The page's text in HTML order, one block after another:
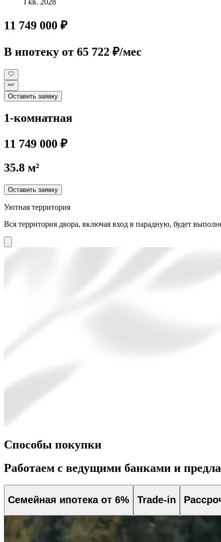
I кв. 2028
11 749 000 ₽
В ипотеку от 65 722 ₽/мес
Оставить заявку
1-комнатная
11 749 000 ₽
35.8 м²
Оставить заявку
Уютная территория
Вся территория двора, включая вход в парадную, будет
Способы покупки
Работаем с ведущими банками и
Семейная ипотека от 6% Trade-in